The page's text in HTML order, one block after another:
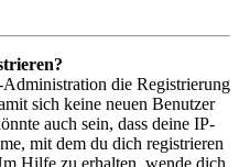
die Registrierung
sich keine neuen Benutzer
auch sein, dass deine IP-
mit dem du dich registrieren
Hilfe zu erhalten, wende dich